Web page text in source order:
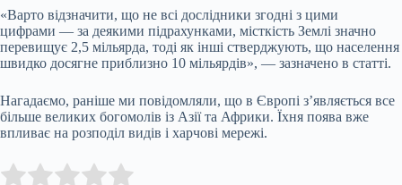
«Варто відзначити, що не всі дослідники згодні з цими
цифрами — за деякими підрахунками, місткість Землі значно
перевищує 2,5 мільярда, тоді як інші стверджують, що населення
швидко досягне приблизно 10 мільярдів», — зазначено в статті.
Нагадаємо, раніше ми повідомляли, що в Європі з’являється все
більше великих богомолів із Азії та Африки. Їхня поява вже
впливає на розподіл видів і харчові мережі.
Rate this item: